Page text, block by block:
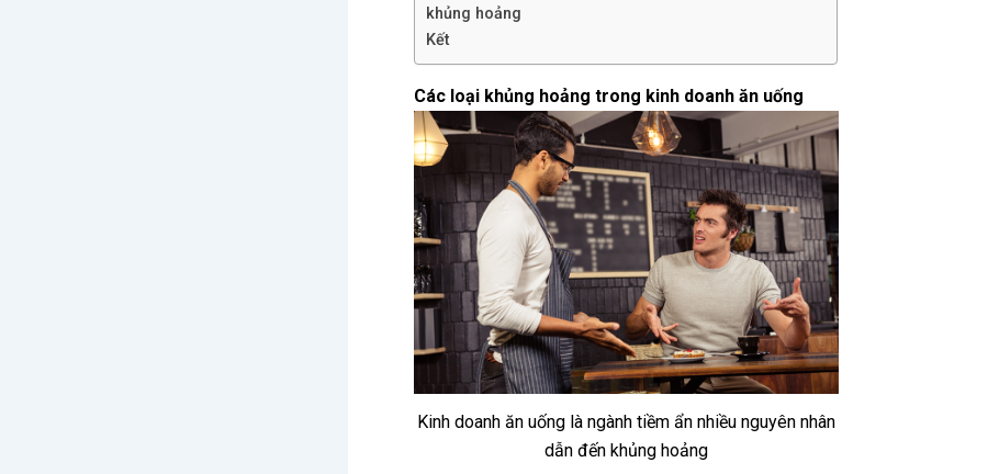
khủng hoảng
Kết
Các loại khủng hoảng trong kinh doanh ăn uống
Kinh doanh ăn uống là ngành tiềm ẩn nhiều nguyên nhân
dẫn đến khủng hoảng